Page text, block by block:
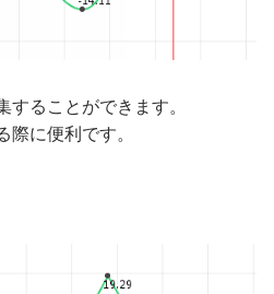
することができます。
際に便利です。